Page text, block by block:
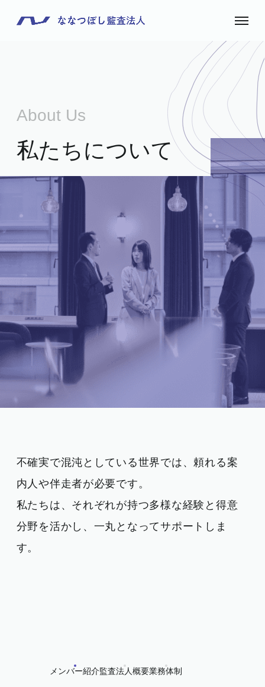
About Us
私たちについて
不確実で混沌としている世界では、頼れる案
内人や伴走者が必要です。
私たちは、それぞれが持つ多様な経験と得意
分野を活かし、一丸となってサポートしま
す。
メンバー紹介監査法人概要業務体制